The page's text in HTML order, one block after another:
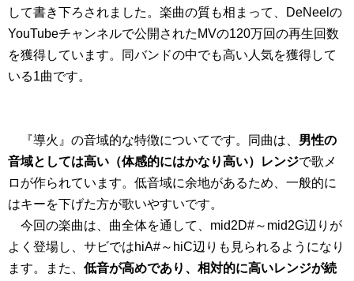
して書き下ろされました。楽曲の質も相まって、DeNeelの
YouTubeチャンネルで公開されたMVの120万回の再生回数
を獲得しています。同バンドの中でも高い人気を獲得して
いる1曲です。
『導火』の音域的な特徴についてです。同曲は、 男性の
音域としては高い（体感的にはかなり高い）レンジで歌メ
ロが作られています。低音域に余地があるため、一般的に
はキーを下げた方が歌いやすいです。
今回の楽曲は、曲全体を通して、mid2D#～mid2G辺りが
よく登場し、サビではhiA#～hiC辺りも見られるようになり
ます。また、 低音が高めであり、相対的に高いレンジが続